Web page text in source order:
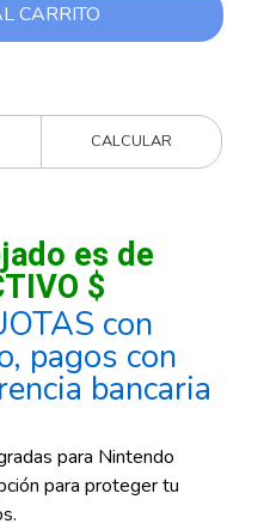
CARRITO
CALCULAR
es de
$
con
pagos con
bancaria
para Nintendo
para proteger tu